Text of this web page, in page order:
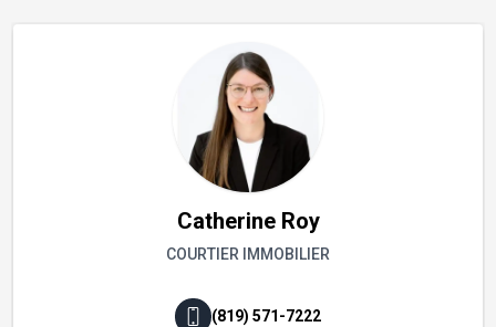
Catherine Roy
COURTIER IMMOBILIER
(819) 571-7222